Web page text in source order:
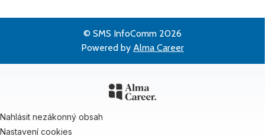
© SMS InfoComm 2026
Powered by Alma Career
Nahlásit nezákonný obsah
Nastavení cookies